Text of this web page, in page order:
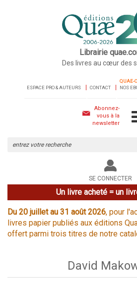
Librairie
Des livres au cœur des
ESPACE PRO & AUTEURS CONTACT
QUAE-
NOS
Abonnez-
vous à la
newsletter
le
site
SE CONNECTER
Un livre acheté = un
Du 20 juillet au 31 août 2026, pour
livres papier publiés aux éditions
offert parmi trois titres de notre
David